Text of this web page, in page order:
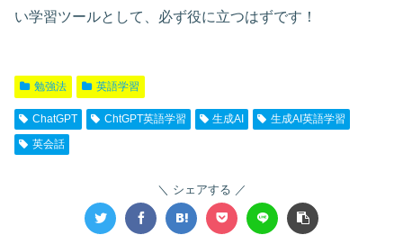
い学習ツールとして、必ず役に立つはずです！
勉強法 英語学習
ChatGPT ChtGPT英語学習 生成AI
生成AI英語学習
英会話
シェアする